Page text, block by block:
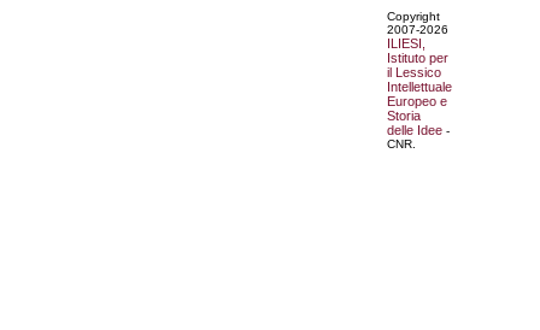
Copyright
2007-2026
ILIESI,
Istituto per
il Lessico
Intellettuale
Europeo e
Storia
delle Idee -
CNR.